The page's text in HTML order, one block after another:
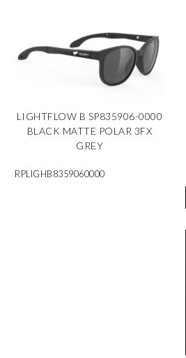
LIGHTFLOW B SP835906-0000
BLACK MATTE POLAR 3FX
GREY
RPLIGHB8359060000